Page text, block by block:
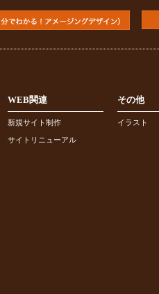
WEB関連
新規サイト制作
サイトリニューアル
その他
イラスト